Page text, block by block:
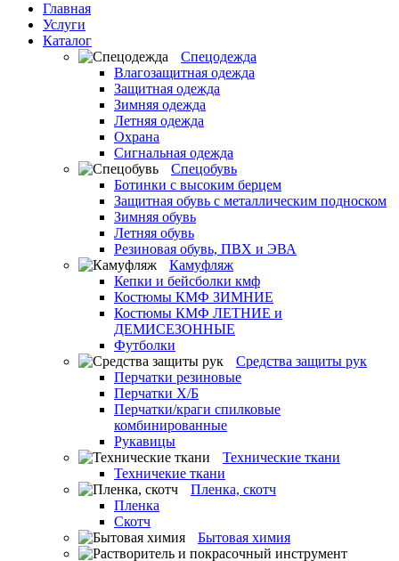
Главная
Услуги
Каталог
Спецодежда
Влагозащитная одежда
Защитная одежда
Зимняя одежда
Летняя одежда
Охрана
Сигнальная одежда
Спецобувь
Ботинки с высоким берцем
Защитная обувь с металлическим подноском
Зимняя обувь
Летняя обувь
Резиновая обувь, ПВХ и ЭВА
Камуфляж
Кепки и бейсболки кмф
Костюмы КМФ ЗИМНИЕ
Костюмы КМФ ЛЕТНИЕ и
ДЕМИСЕЗОННЫЕ
Футболки
Средства защиты рук
Перчатки резиновые
Перчатки Х/Б
Перчатки/краги спилковые
комбинированные
Рукавицы
Технические ткани
Техничекие ткани
Пленка, скотч
Пленка
Скотч
Бытовая химия